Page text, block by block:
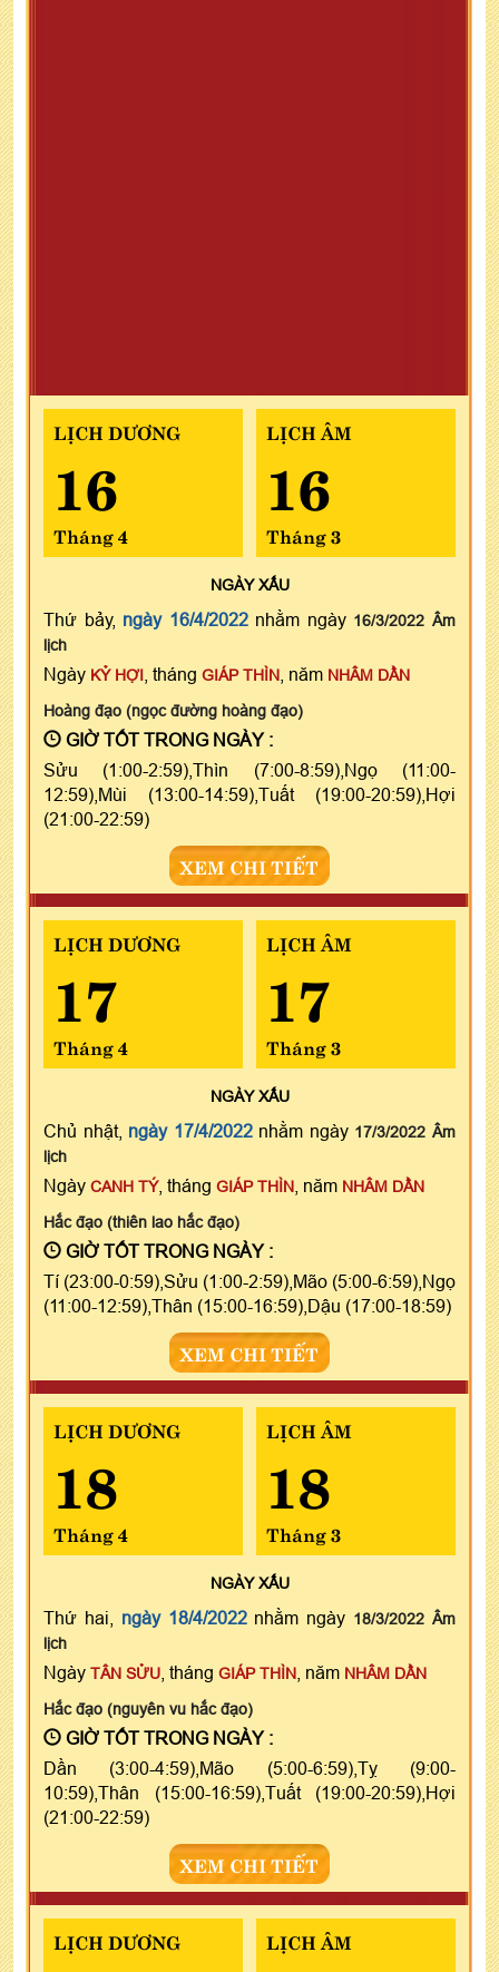
LỊCH DƯƠNG
16
Tháng 4
LỊCH ÂM
16
Tháng 3
NGÀYXẤU
Thứ bảy, ngày 16/4/2022nhằm ngày 16/3/2022 Âm
lịch
Ngày KỶ HỢI , tháng GIÁP THÌN , năm NHÂM DẦN
Hoàng đạo (ngọc đường hoàng đạo)
GIỜ TỐT TRONG NGÀY :
Sửu (1:00-2:59),Thìn (7:00-8:59),Ngọ (11:00-
12:59),Mùi (13:00-14:59),Tuất (19:00-20:59),Hợi
(21:00-22:59)
XEM CHI TIẾT
LỊCH DƯƠNG
17
Tháng 4
LỊCH ÂM
17
Tháng 3
NGÀYXẤU
Chủ nhật, ngày 17/4/2022nhằm ngày 17/3/2022 Âm
lịch
Ngày CANH TÝ, tháng GIÁP THÌN , năm NHÂM DẦN
Hắc đạo (thiên lao hắc đạo)
GIỜ TỐT TRONG NGÀY :
Tí (23:00-0:59),Sửu (1:00-2:59),Mão (5:00-6:59),Ngọ
(11:00-12:59),Thân (15:00-16:59),Dậu (17:00-18:59)
XEM CHI TIẾT
LỊCH DƯƠNG
18
Tháng 4
LỊCH ÂM
18
Tháng 3
NGÀYXẤU
Thứ hai, ngày 18/4/2022nhằm ngày 18/3/2022 Âm
lịch
Ngày TÂN SỬU , tháng GIÁP THÌN , năm NHÂM DẦN
Hắc đạo (nguyên vu hắc đạo)
GIỜ TỐT TRONG NGÀY :
Dần (3:00-4:59),Mão (5:00-6:59),Tỵ (9:00-
10:59),Thân (15:00-16:59),Tuất (19:00-20:59),Hợi
(21:00-22:59)
XEM CHI TIẾT
LỊCH DƯƠNG LỊCH ÂM